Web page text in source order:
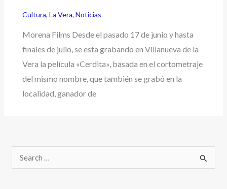
Cultura,La Vera,Noticias
Morena Films Desde el pasado 17 de junio y hasta
finales de julio, se esta grabando en Villanueva de la
Vera la película «Cerdita», basada en el cortometraje
del mismo nombre, que también se grabó en la
localidad, ganador de